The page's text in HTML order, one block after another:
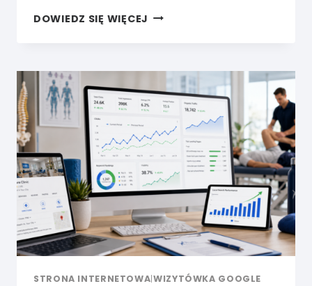
DOWIEDZ SIĘ WIĘCEJ CO SPRAWDZIĆ
ŻEBY ZDOBYWAĆ
WIĘCEJ
PACJENTÓW?
STRONA INTERNETOWA|WIZYTÓWKA GOOGLE